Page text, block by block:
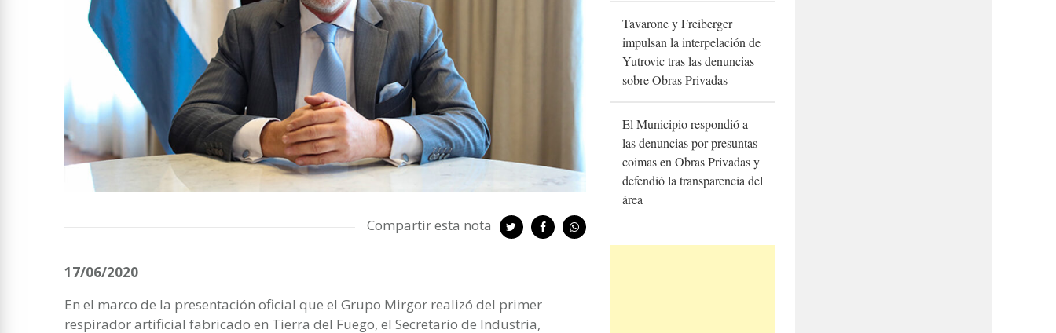
Compartir esta nota
17/06/2020
En el marco de la presentación oficial que el Grupo Mirgor realizó del primer
respirador artificial fabricado en Tierra del Fuego, el Secretario de Industria,
Tavarone y Freiberger
impulsan la interpelación de
Yutrovic tras las denuncias
sobre Obras Privadas
El Municipio respondió a
las denuncias por presuntas
coimas en Obras Privadas y
defendió la transparencia del
área